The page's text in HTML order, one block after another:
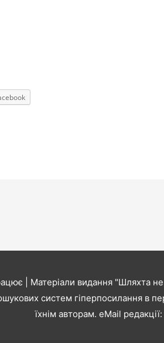
| Матеріали видання "Шляхта
систем гіперпосилання в
їхнім авторам. eMail редакції: